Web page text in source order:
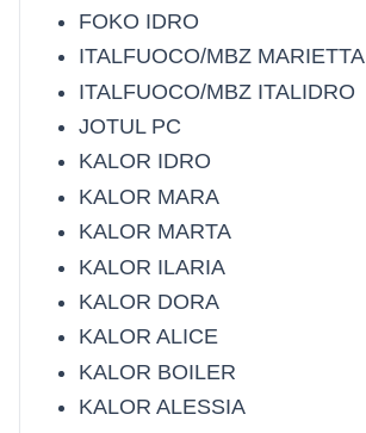
FOKO IDRO
ITALFUOCO/MBZ MARIETTA
ITALFUOCO/MBZ ITALIDRO
JOTUL PC
KALOR IDRO
KALOR MARA
KALOR MARTA
KALOR ILARIA
KALOR DORA
KALOR ALICE
KALOR BOILER
KALOR ALESSIA